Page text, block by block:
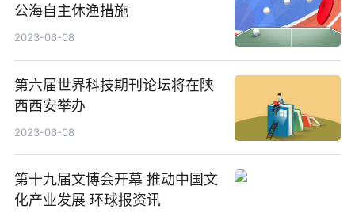
公海自主休渔措施
2023-06-08
第六届世界科技期刊论坛将在陕
西西安举办
2023-06-08
第十九届文博会开幕 推动中国文
化产业发展 环球报资讯